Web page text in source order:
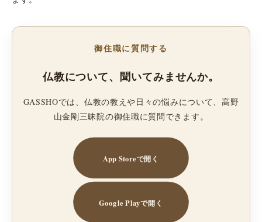
御住職に質問する
仏教について、聞いてみませんか。
GASSHOでは、仏教の教えや日々の悩みについて、高野
山金剛三昧院の御住職に質問できます。
App Storeで開く
Google Playで開く